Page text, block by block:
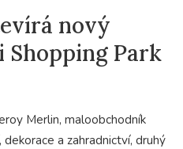
nový
Shopping Park
Merlin, maloobchodník
a zahradnictví, druhý